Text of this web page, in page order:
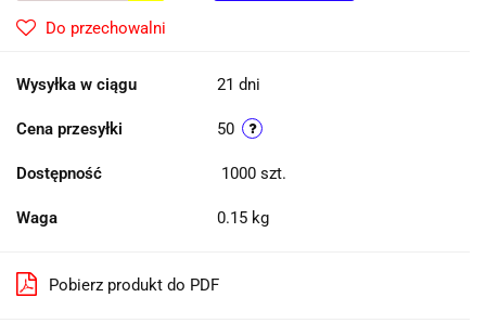
Do przechowalni
Wysyłka w ciągu 21 dni
Cena przesyłki 50
Dostępność 1000 szt.
Waga 0.15 kg
Pobierz produkt do PDF